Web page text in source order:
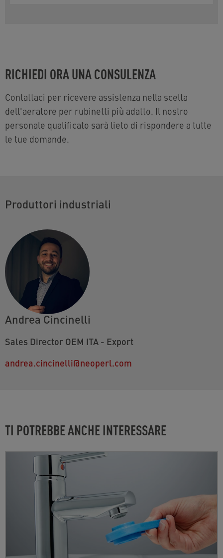
RICHIEDI ORA UNA CONSULENZA
Contattaci per ricevere assistenza nella scelta
dell'aeratore per rubinetti più adatto. Il nostro
personale qualificato sarà lieto di rispondere a tutte
le tue domande.
Produttori industriali
Andrea Cincinelli
Sales Director OEM ITA - Export
andrea.cincinelli@neoperl.com
TI POTREBBE ANCHE INTERESSARE